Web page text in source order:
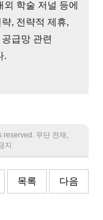
학술 저널 등에
, 전략적 제휴,
급망 관련
.
무단 전재,
지
목록 다음